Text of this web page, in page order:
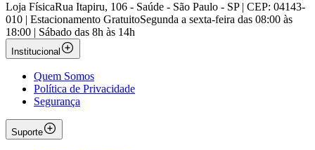
Loja FísicaRua Itapiru, 106 - Saúde - São Paulo - SP | CEP: 04143-
010 | Estacionamento GratuitoSegunda a sexta-feira das 08:00 às
18:00 | Sábado das 8h às 14h
Institucional
Quem Somos
Política de Privacidade
Segurança
Suporte